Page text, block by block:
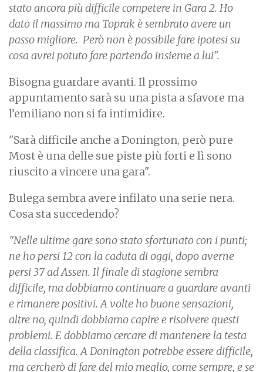
stato ancora più difficile competere in Gara 2. Ho
dato il massimo ma Toprak è sembrato avere un
passo migliore. Però non è possibile fare ipotesi su
cosa avrei potuto fare partendo insieme a lui".
Bisogna guardare avanti. Il prossimo
appuntamento sarà su una pista a sfavore ma
l’emiliano non si fa intimidire.
"Sarà difficile anche a Donington, però pure
Most è una delle sue piste più forti e lì sono
riuscito a vincere una gara".
Bulega sembra avere infilato una serie nera.
Cosa sta succedendo?
"Nelle ultime gare sono stato sfortunato con i punti;
ne ho persi 12 con la caduta di oggi, dopo averne
persi 37 ad Assen. Il finale di stagione sembra
difficile, ma dobbiamo continuare a guardare avanti
e rimanere positivi. A volte ho buone sensazioni,
altre no, quindi dobbiamo capire e risolvere questi
problemi. E dobbiamo cercare di mantenere la testa
della classifica. A Donington potrebbe essere difficile,
ma cercherò di fare del mio meglio, come sempre, e se